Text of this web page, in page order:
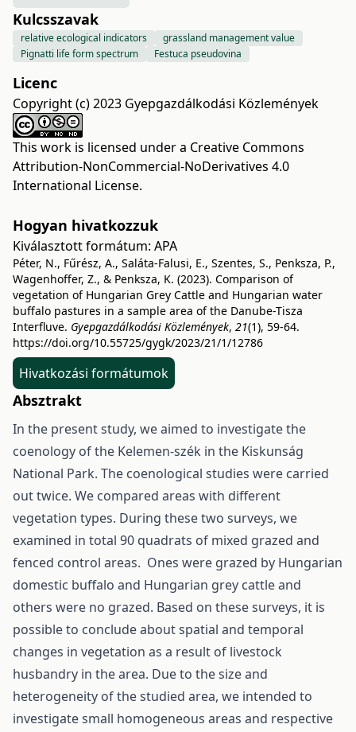
Kulcsszavak
relative ecological indicators
grassland management value
Pignatti life form spectrum
Festuca pseudovina
Licenc
Copyright (c) 2023 Gyepgazdálkodási Közlemények
This work is licensed under a Creative Commons
Attribution-NonCommercial-NoDerivatives 4.0
International License.
Hogyan hivatkozzuk
Kiválasztott formátum: APA
Péter, N., Fűrész, A., Saláta-Falusi, E., Szentes, S., Penksza, P.,
Wagenhoffer, Z., & Penksza, K. (2023). Comparison of
vegetation of Hungarian Grey Cattle and Hungarian water
buffalo pastures in a sample area of the Danube-Tisza
Interfluve. Gyepgazdálkodási Közlemények, 21(1), 59-64.
https://doi.org/10.55725/gygk/2023/21/1/12786
Hivatkozási formátumok
Absztrakt
In the present study, we aimed to investigate the
coenology of the Kelemen-szék in the Kiskunság
National Park. The coenological studies were carried
out twice. We compared areas with different
vegetation types. During these two surveys, we
examined in total 90 quadrats of mixed grazed and
fenced control areas. Ones were grazed by Hungarian
domestic buffalo and Hungarian grey cattle and
others were no grazed. Based on these surveys, it is
possible to conclude about spatial and temporal
changes in vegetation as a result of livestock
husbandry in the area. Due to the size and
heterogeneity of the studied area, we intended to
investigate small homogeneous areas and respective